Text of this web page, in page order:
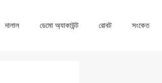
দালাল ডেমো অ্যাকাউন্ট রোবট সংকেত